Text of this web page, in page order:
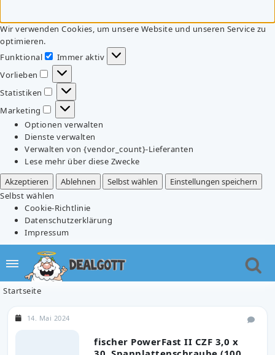
Wir verwenden Cookies, um unsere Website und unseren Service zu
optimieren.
Funktional
Funktional
Immer aktiv
Vorlieben
Vorlieben
Statistiken
Statistiken
Marketing
Marketing
Optionen verwalten
Dienste verwalten
Verwalten von {vendor_count}-Lieferanten
Lese mehr über diese Zwecke
Akzeptieren
Ablehnen Selbst wählen
Einstellungen speichern
Selbst wählen
Cookie-Richtlinie
Datenschutzerklärung
Impressum
Startseite
fischer PowerFast II CZF 3,0 x
14. Mai 2024